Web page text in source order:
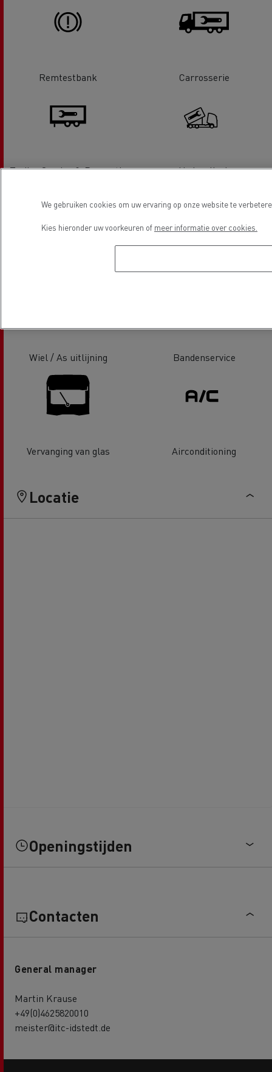
Remtestbank Carrosserie
Trailer Service & Reparatie Hydraulisch
Wiel / As uitlijning Bandenservice
Vervanging van glas Airconditioning
Locatie
Openingstijden
Contacten
General manager
Martin Krause
+49(0)4625820010
meister@itc-idstedt.de
We gebruiken cookies om uw ervaring op onze website te
Kies hieronder uw voorkeuren of meer informatie over cookies.